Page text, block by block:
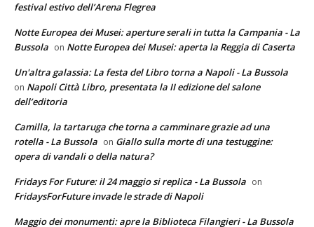
festival estivo dell’Arena Flegrea
Notte Europea dei Musei: aperture serali in tutta la Campania - La
Bussola on Notte Europea dei Musei: aperta la Reggia di Caserta
Un'altra galassia: La festa del Libro torna a Napoli - La Bussola
on Napoli Città Libro, presentata la II edizione del salone
dell’editoria
Camilla, la tartaruga che torna a camminare grazie ad una
rotella - La Bussola on Giallo sulla morte di una testuggine:
opera di vandali o della natura?
Fridays For Future: il 24 maggio si replica - La Bussola on
FridaysForFuture invade le strade di Napoli
Maggio dei monumenti: apre la Biblioteca Filangieri - La Bussola